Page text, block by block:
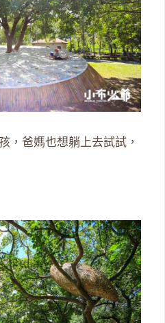
，爸媽也想躺上去試試，